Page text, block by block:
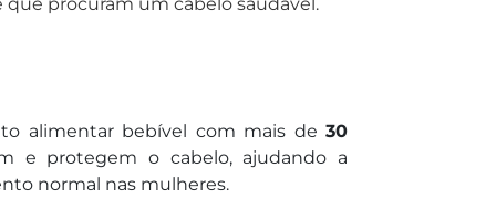
alimentar bebível com mais de 30
e protegem o cabelo, ajudando a
normal nas mulheres.